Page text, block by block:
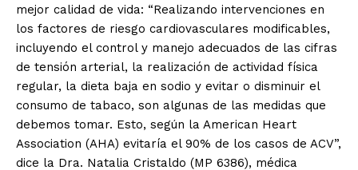
mejor calidad de vida: “Realizando intervenciones en
los factores de riesgo cardiovasculares modificables,
incluyendo el control y manejo adecuados de las cifras
de tensión arterial, la realización de actividad física
regular, la dieta baja en sodio y evitar o disminuir el
consumo de tabaco, son algunas de las medidas que
debemos tomar. Esto, según la American Heart
Association (AHA) evitaría el 90% de los casos de ACV”,
dice la Dra. Natalia Cristaldo (MP 6386), médica